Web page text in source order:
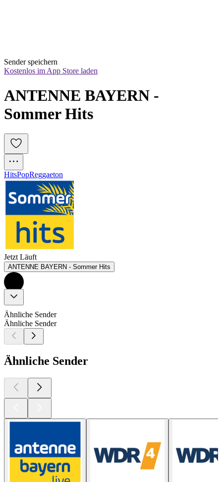
Sender speichern
Kostenlos im App Store laden
ANTENNE BAYERN -
Sommer Hits
HitsPopReggaeton
Jetzt Läuft
ANTENNE BAYERN - Sommer Hits
Ähnliche Sender
Ähnliche Sender
Ähnliche Sender